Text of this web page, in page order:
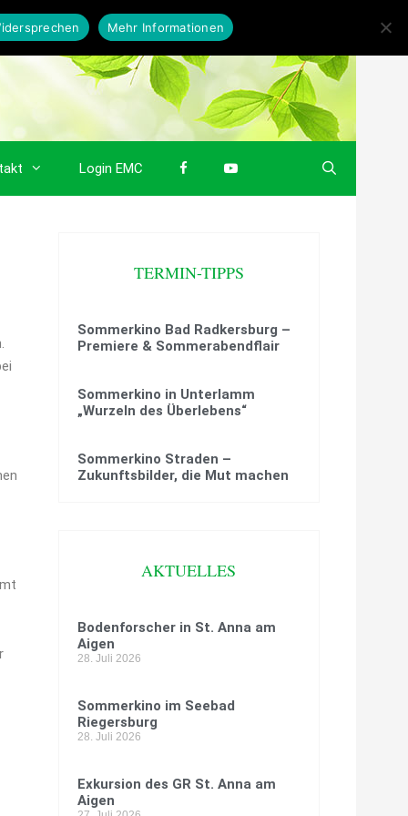
Login EMC
TERMIN-TIPPS
Sommerkino Bad Radkersburg –
Premiere & Sommerabendflair
Sommerkino in Unterlamm
„Wurzeln des Überlebens“
Sommerkino Straden –
Zukunftsbilder, die Mut machen
AKTUELLES
Bodenforscher in St. Anna am
Aigen
28. Juli 2026
Sommerkino im Seebad
Riegersburg
28. Juli 2026
Exkursion des GR St. Anna am
Aigen
Mehr Informationen